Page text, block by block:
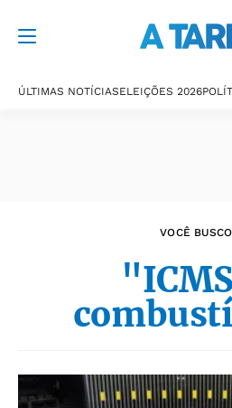
ÚLTIMAS NOTÍCIASELEIÇÕES 2026
VOCÊ